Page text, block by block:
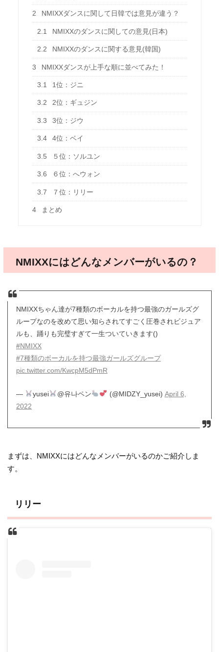
2 NMIXXダンスに関して日韓では意見が違う？
2.1 NMIXXのダンスに関しての意見(日本)
2.2 NMIXXのダンスに関する意見(韓国)
3 NMIXXダンスが上手な順に並べてみた！
3.1 1位：ジニ
3.2 2位：ギュジン
3.3 3位：ジウ
3.4 4位：ベイ
3.5 ５位：ソルユン
3.6 ６位：へウォン
3.7 ７位：リリー
4 まとめ
NMIXXにはどんなメンバーがいるの？
NMIXXちゃん達が7種類のボーカルを持つ最強のガールズグ
ループなのを改めて思い知らされてすごく圧巻されビジュア
ルも、踊りも完璧すぎて一生ついていきます()
#NMIXX
#7種類のボーカルを持つ最強ガールズグループ
pic.twitter.com/KwcpM5dPmR
— yusei @유나ペン ︎ (@MIDZY_yusei) April 6,
2022
まずは、NMIXXにはどんなメンバーがいるのかご紹介しま
す。
リリー